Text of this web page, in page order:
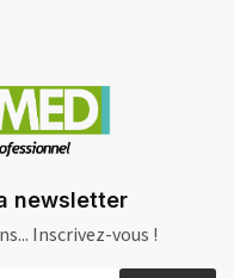
newsletter
Inscrivez-vous !